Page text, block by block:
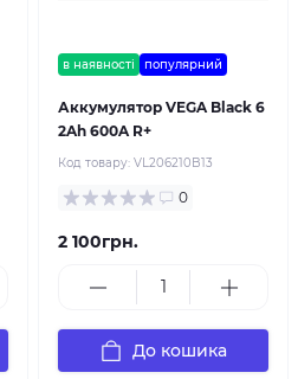
в наявності популярний
Аккумулятор VEGA Black 6
2Ah 600A R+
Код товару: VL206210B13
0
2 100грн.
До кошика